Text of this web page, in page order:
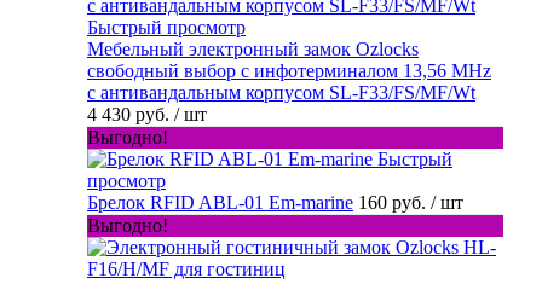
Быстрый просмотр
Мебельный электронный замок Ozlocks
свободный выбор с инфотерминалом 13,56 MHz
с антивандальным корпусом SL-F33/FS/MF/Wt
4 430 руб. / шт
Выгодно!
Быстрый
просмотр
Брелок RFID ABL-01 Em-marine 160 руб. / шт
Выгодно!